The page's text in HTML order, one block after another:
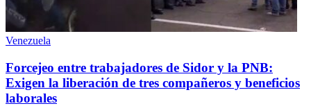
Venezuela
Forcejeo entre trabajadores de Sidor y la PNB:
Exigen la liberación de tres compañeros y beneficios
laborales